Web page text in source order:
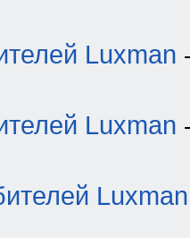
Luxman
Luxman
Luxman